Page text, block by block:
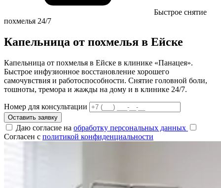
Быстрое снятие
похмелья 24/7
Капельница от похмелья в Ейске
Капельница от похмелья в Ейске в клинике «Панацея».
Быстрое инфузионное восстановление хорошего
самочувствия и работоспособности. Снятие головной боли,
тошноты, тремора и жажды на дому и в клинике 24/7.
Номер для консультации
Оставить заявку
Даю согласие на обработку персональных данных
Согласен с политикой конфиденциальности